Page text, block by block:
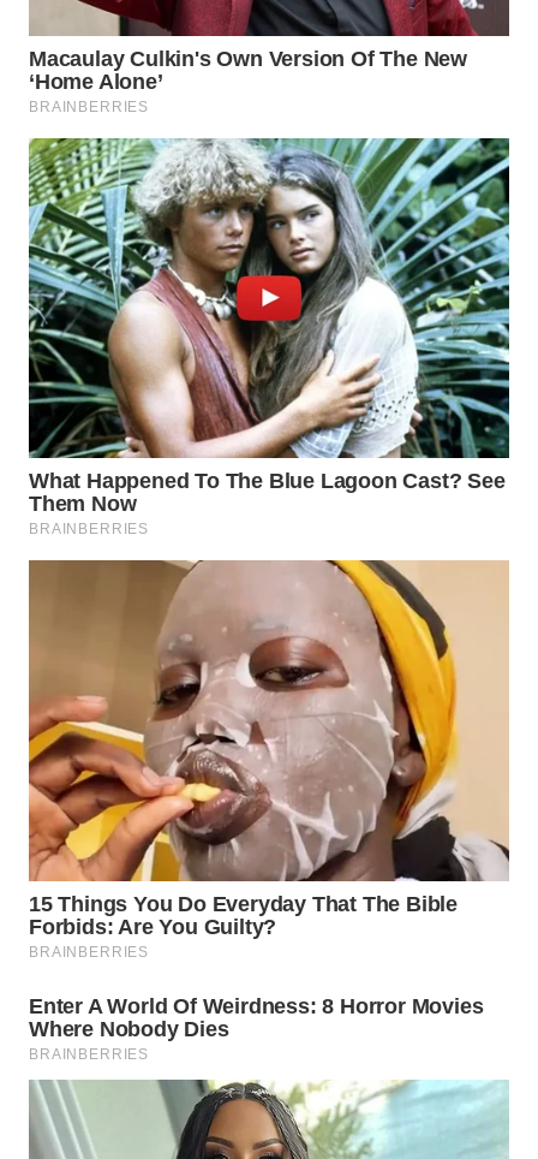
WN
BORNEO
Media
Group
WAHANA
NEWS
WAHANA
TANI
WAHANA
ADVOKAT
WAHANA
INFRASTRUKTUR
LISTRIK
WAHANA
TRAVEL
WAHANA
TV
WAHANANEWS
ID
WAHANANEWS
CO ID
WAHANANEWS
NET